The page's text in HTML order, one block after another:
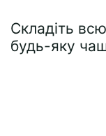
Складіть
будь-яку